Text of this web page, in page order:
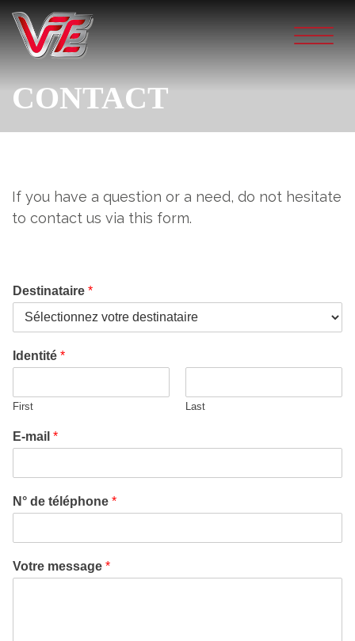
content
CONTACT
If you have a question or a need, do not hesitate
to contact us via this form.
Destinataire *
Identité *
First Last
E-mail *
N° de téléphone *
Votre message *